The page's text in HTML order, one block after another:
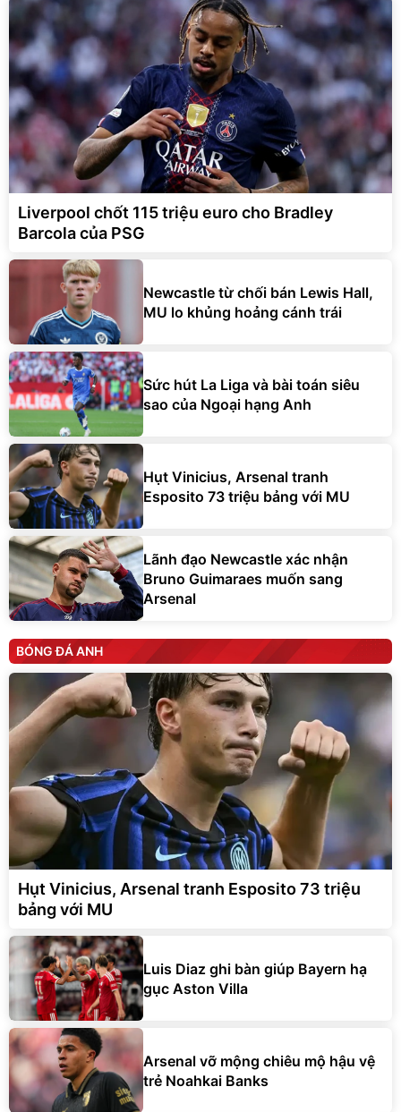
Liverpool chốt 115 triệu euro cho Bradley
Barcola của PSG
Newcastle từ chối bán Lewis Hall,
MU lo khủng hoảng cánh trái
Sức hút La Liga và bài toán siêu
sao của Ngoại hạng Anh
Hụt Vinicius, Arsenal tranh
Esposito 73 triệu bảng với MU
Lãnh đạo Newcastle xác nhận
Bruno Guimaraes muốn sang
Arsenal
BÓNG ĐÁ ANH
Hụt Vinicius, Arsenal tranh Esposito 73 triệu
bảng với MU
Luis Diaz ghi bàn giúp Bayern hạ
gục Aston Villa
Arsenal vỡ mộng chiêu mộ hậu vệ
trẻ Noahkai Banks